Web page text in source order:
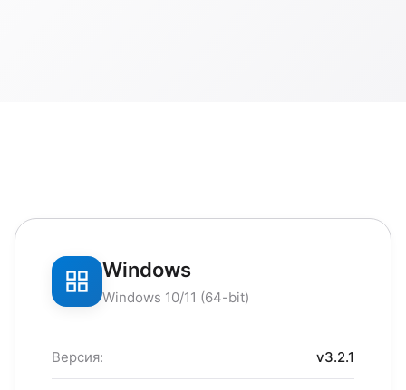
Windows
Windows 10/11 (64-bit)
Версия: v3.2.1